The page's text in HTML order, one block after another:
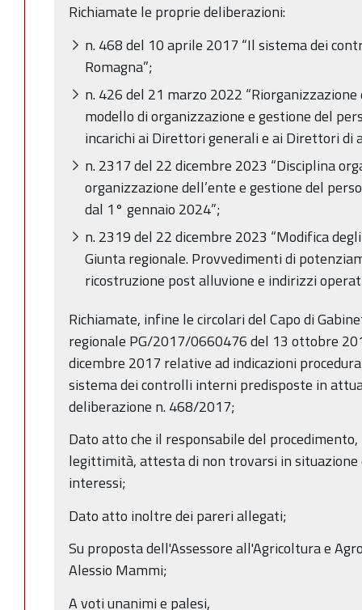
Richiamate le proprie deliberazioni:
n. 468 del 10 aprile 2017 “Il sistema dei
Romagna”;
n. 426 del 21 marzo 2022
modello di organizzazione e gestione del
incarichi ai Direttori generali e ai Direttori di
n. 2317 del 22 dicembre 2023 “Disciplina
organizzazione dell’ente e gestione del
dal 1° gennaio 2024”;
n. 2319 del 22 dicembre 2023 “Modifica
Giunta regionale. Provvedimenti di
ricostruzione post alluvione e indirizzi
Richiamate, infine le circolari del Capo di
regionale PG/2017/0660476 del 13 ottobre
dicembre 2017 relative ad indicazioni
sistema dei controlli interni predisposte in
deliberazione n. 468/2017;
Dato atto che il responsabile del
legittimità, attesta di non trovarsi in
interessi;
Dato atto inoltre dei pareri allegati;
Su proposta dell'Assessore all'Agricoltura e
Alessio Mammi;
A voti unanimi e palesi,